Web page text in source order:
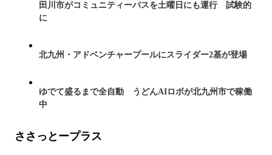
田川市がコミュニティーバスを土曜日にも運行 試験的
に
北九州・アドベンチャープールにスライダー2基が登場
ゆでて盛るまで全自動 うどんAIロボが北九州市で稼働
中
ささっとープラス